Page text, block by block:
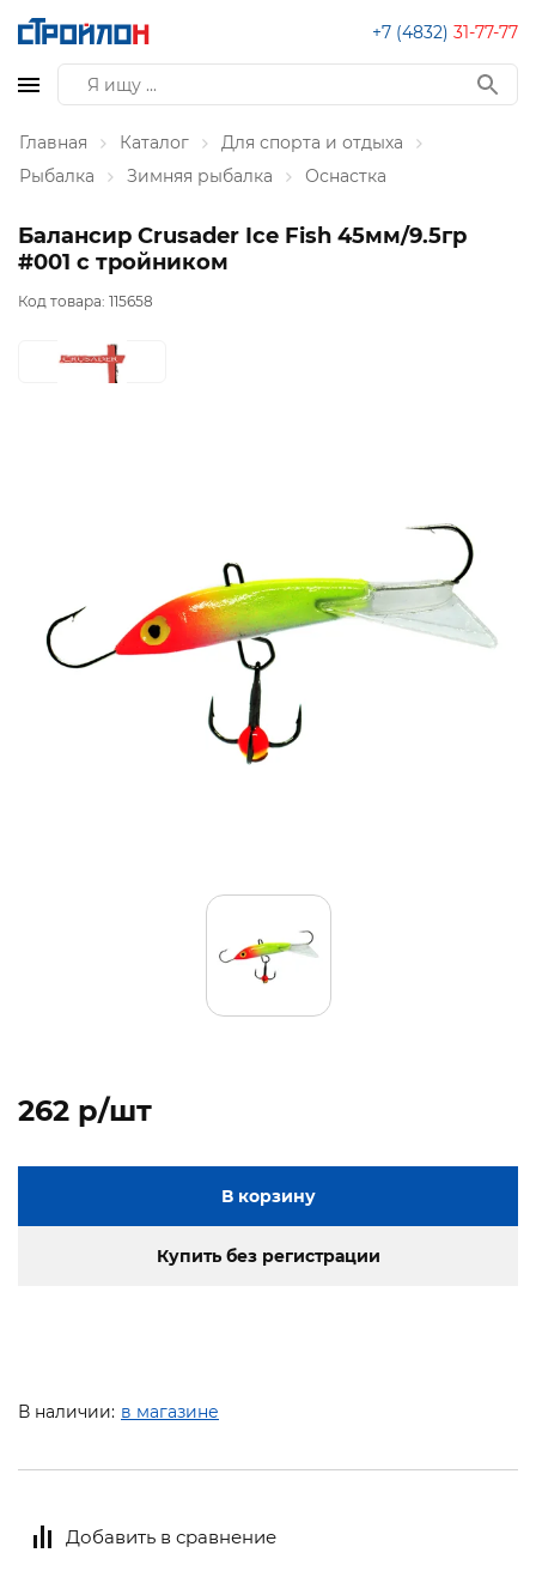
+7 (4832) 31-77-77
Главная Каталог
Для спорта и отдыха
Рыбалка
Зимняя рыбалка Оснастка
Балансир Crusader Ice Fish 45мм/9.5гр
#001 с тройником
Код товара: 115658
262 p/шт
В корзину
Купить без регистрации
В наличии: в магазине
Добавить в сравнение